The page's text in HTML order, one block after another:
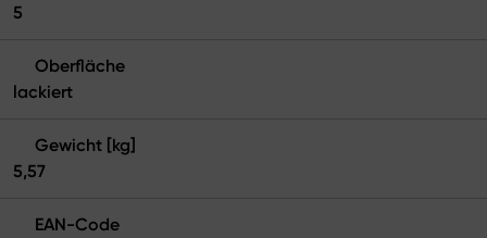
5
Oberfläche
lackiert
Gewicht [kg]
5,57
EAN-Code